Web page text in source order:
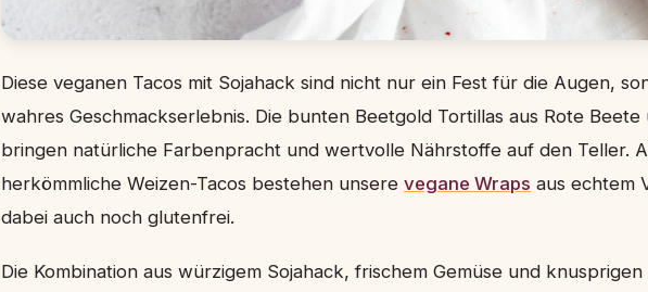
Diese veganen Tacos mit Sojahack sind nicht nur ein Fest für die Augen,
wahres Geschmackserlebnis. Die bunten Beetgold Tortillas aus Rote
bringen natürliche Farbenpracht und wertvolle Nährstoffe auf den Teller.
herkömmliche Weizen-Tacos bestehen unsere vegane Wraps aus echtem
dabei auch noch glutenfrei.
Die Kombination aus würzigem Sojahack, frischem Gemüse und